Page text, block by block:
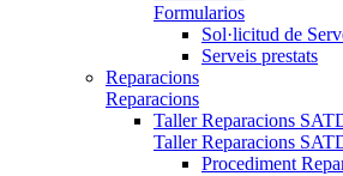
Formularios
Sol·licitud de
Serveis prestats
Reparacions
Reparacions
Taller Reparacions
Taller Reparacions
Procediment